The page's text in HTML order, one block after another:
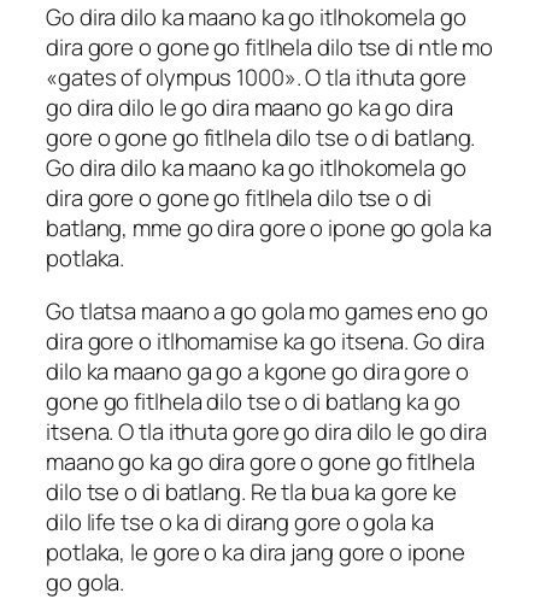
Go dira dilo ka maano ka go itlhokomela go
dira gore o gone go fitlhela dilo tse di ntle mo
«gates of olympus 1000». O tla ithuta gore
go dira dilo le go dira maano go ka go dira
gore o gone go fitlhela dilo tse o di batlang.
Go dira dilo ka maano ka go itlhokomela go
dira gore o gone go fitlhela dilo tse o di
batlang, mme go dira gore o ipone go gola ka
potlaka.
Go tlatsa maano a go gola mo games eno go
dira gore o itlhomamise ka go itsena. Go dira
dilo ka maano ga go a kgone go dira gore o
gone go fitlhela dilo tse o di batlang ka go
itsena. O tla ithuta gore go dira dilo le go dira
maano go ka go dira gore o gone go fitlhela
dilo tse o di batlang. Re tla bua ka gore ke
dilo life tse o ka di dirang gore o gola ka
potlaka, le gore o ka dira jang gore o ipone
go gola.